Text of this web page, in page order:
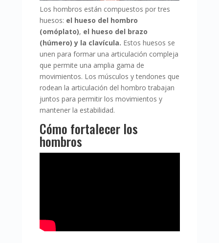
Los hombros están compuestos por tres
huesos: el hueso del hombro
(omóplato), el hueso del brazo
(húmero) y la clavícula. Estos huesos se
unen para formar una articulación compleja
que permite una amplia gama de
movimientos. Los músculos y tendones que
rodean la articulación del hombro trabajan
juntos para permitir los movimientos y
mantener la estabilidad.
Cómo fortalecer los
hombros